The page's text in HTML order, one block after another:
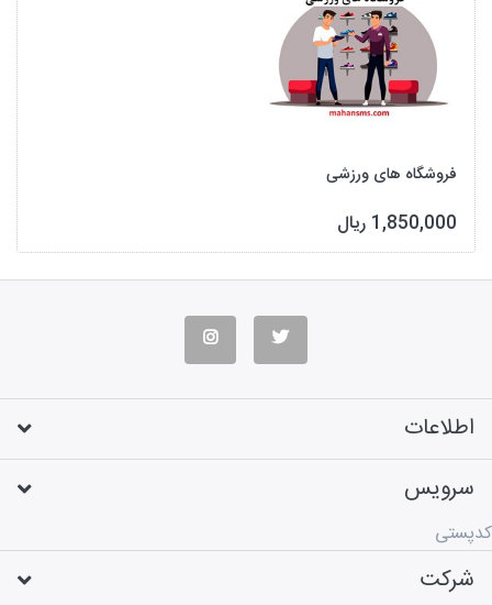
فروشگاه های ورزشی
1,850,000 ریال
اطلاعات
سرویس
کدپستی
شرکت